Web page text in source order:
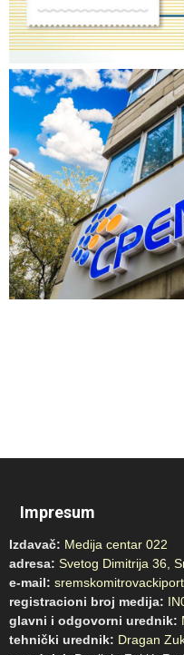
Impresum
Izdavač: Medija centar 022
adresa: Svetog Dimitrija 36,
e-mail:
registracioni broj medija:
glavni i odgovorni urednik:
tehnički urednik: Dragan